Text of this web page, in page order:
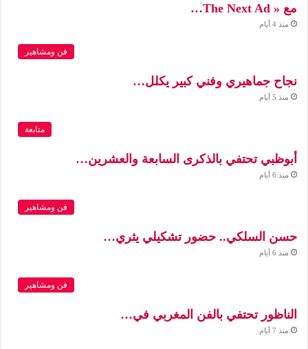
مع « The Next Ad…
منذ 4 أيام
فن ومشاهير
نجاح جماهيري وفني كبير يكلل…
منذ 5 أيام
متابعة
أبوظبي تحتفي بالذكرى السابعة والعشرين…
منذ 6 أيام
فن ومشاهير
حسن السلكي.. حضور تشكيلي يثري…
منذ 6 أيام
فن ومشاهير
الناظور تحتفي بالفن المغربي في…
منذ 7 أيام